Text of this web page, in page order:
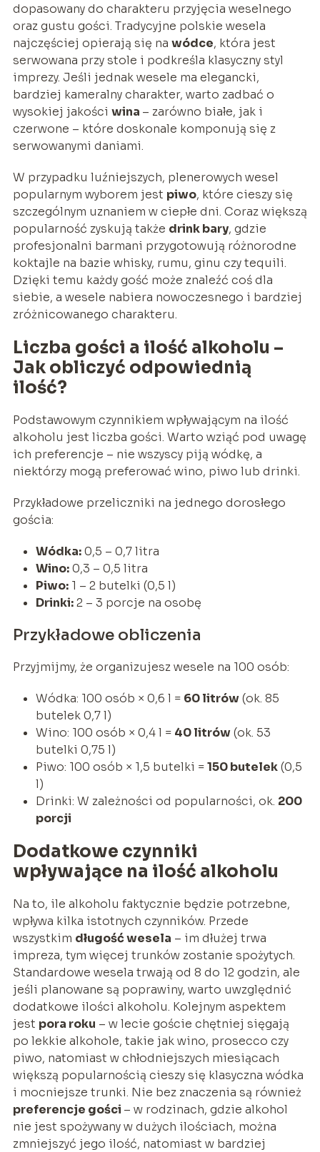
dopasowany do charakteru przyjęcia weselnego
oraz gustu gości. Tradycyjne polskie wesela
najczęściej opierają się na wódce, która jest
serwowana przy stole i podkreśla klasyczny styl
imprezy. Jeśli jednak wesele ma elegancki,
bardziej kameralny charakter, warto zadbać o
wysokiej jakości wina – zarówno białe, jak i
czerwone – które doskonale komponują się z
serwowanymi daniami.
W przypadku luźniejszych, plenerowych wesel
popularnym wyborem jest piwo, które cieszy się
szczególnym uznaniem w ciepłe dni. Coraz większą
popularność zyskują także drink bary, gdzie
profesjonalni barmani przygotowują różnorodne
koktajle na bazie whisky, rumu, ginu czy tequili.
Dzięki temu każdy gość może znaleźć coś dla
siebie, a wesele nabiera nowoczesnego i bardziej
zróżnicowanego charakteru.
Liczba gości a ilość alkoholu –
Jak obliczyć odpowiednią
ilość?
Podstawowym czynnikiem wpływającym na ilość
alkoholu jest liczba gości. Warto wziąć pod uwagę
ich preferencje – nie wszyscy piją wódkę, a
niektórzy mogą preferować wino, piwo lub drinki.
Przykładowe przeliczniki na jednego dorosłego
gościa:
Wódka:0,5 – 0,7 litra
Wino:0,3 – 0,5 litra
Piwo:1 – 2 butelki (0,5 l)
Drinki:2 – 3 porcje na osobę
Przykładowe obliczenia
Przyjmijmy, że organizujesz wesele na 100 osób:
Wódka: 100 osób × 0,6 l = 60 litrów(ok. 85
butelek 0,7 l)
Wino: 100 osób × 0,4 l = 40 litrów(ok. 53
butelki 0,75 l)
Piwo: 100 osób × 1,5 butelki =150 butelek(0,5
l)
Drinki: W zależności od popularności, ok. 200
porcji
Dodatkowe czynniki
wpływające na ilość alkoholu
Na to, ile alkoholu faktycznie będzie potrzebne,
wpływa kilka istotnych czynników. Przede
wszystkim długość wesela – im dłużej trwa
impreza, tym więcej trunków zostanie spożytych.
Standardowe wesela trwają od 8 do 12 godzin, ale
jeśli planowane są poprawiny, warto uwzględnić
dodatkowe ilości alkoholu. Kolejnym aspektem
jest pora roku – w lecie goście chętniej sięgają
po lekkie alkohole, takie jak wino, prosecco czy
piwo, natomiast w chłodniejszych miesiącach
większą popularnością cieszy się klasyczna wódka
i mocniejsze trunki. Nie bez znaczenia są również
preferencje gości – w rodzinach, gdzie alkohol
nie jest spożywany w dużych ilościach, można
zmniejszyć jego ilość, natomiast w bardziej